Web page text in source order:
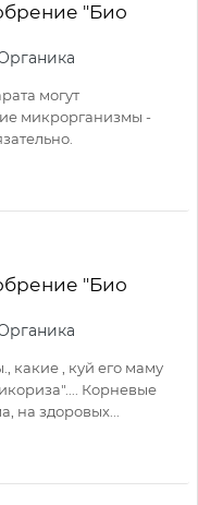
"Био
могут
микрорганизмы -
"Био
какие , куй его маму
Корневые
на здоровых...